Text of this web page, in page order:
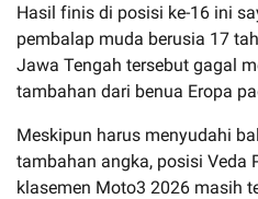
Hasil finis di posisi ke-16 ini
pembalap muda berusia 17
Jawa Tengah tersebut gagal
tambahan dari benua Eropa
Meskipun harus menyudahi
tambahan angka, posisi Veda
klasemen Moto3 2026 masih